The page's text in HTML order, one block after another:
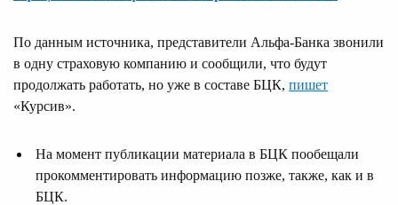
По данным источника, представители Альфа-Банка звонили
в одну страховую компанию и сообщили, что будут
продолжать работать, но уже в составе БЦК, пишет
«Курсив».
На момент публикации материала в БЦК пообещали
прокомментировать информацию позже, также, как и в
БЦК.